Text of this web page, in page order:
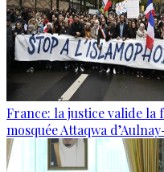
France: la justice valide
mosquée Attaqwa